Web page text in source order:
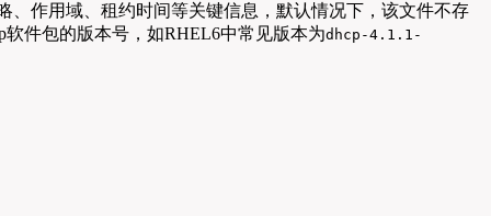
、作用域、租约时间等关键信息，默认情况下，该文件不存
软件包的版本号，如RHEL6中常见版本为dhcp-4.1.1-